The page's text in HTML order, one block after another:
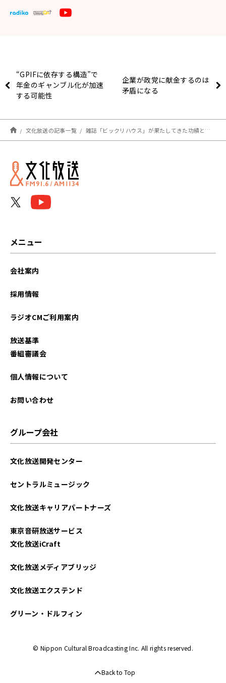
“GPIFに依存する構造”で
年金のギャンブル化が加速
する可能性
企業が政党に献金するのは
矛盾になる
文化放送の記事一覧 雑誌「ビックリハウス」が果たしてきた功績とは？
メニュー
会社案内
採用情報
ラジオCMご利用案内
放送基準
番組審議会
個人情報について
お問い合わせ
グループ会社
文化放送開発センター
セントラルミュージック
文化放送キャリアパートナーズ
東京音研放送サービス
文化放送iCraft
文化放送メディアブリッジ
文化放送エクステンド
グリーン・ドルフィン
© Nippon Cultural Broadcasting Inc. All rights reserved.
Back to Top